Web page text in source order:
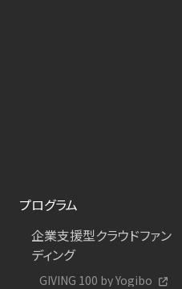
プログラム
企業支援型クラウドファン
ディング
GIVING 100 by Yogibo